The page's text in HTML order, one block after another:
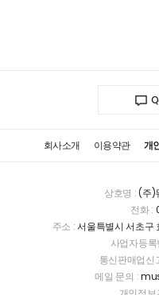
회사소개 이용약관 개
상호명 :(주)
전화 :
주소 :서울특별시 서초구
사업자등록
통신판매업신
메일 문의 :